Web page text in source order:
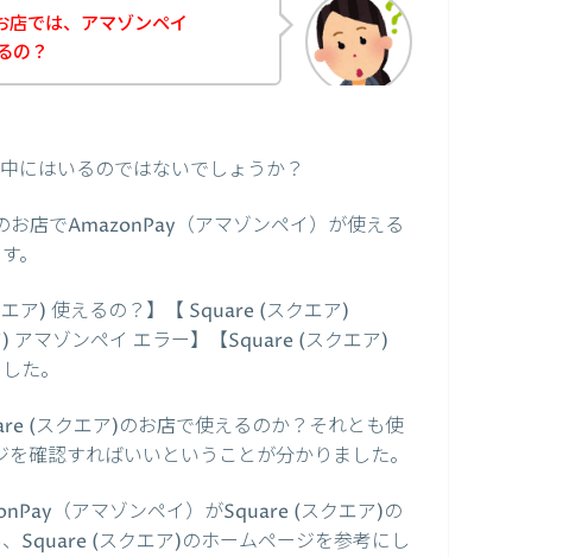
では、アマゾンペイ
の？
にはいるのではないでしょうか？
店でAmazonPay（アマゾンペイ）が使える
。
ア) 使えるの？】【 Square (スクエア)
マゾンペイ エラー】【Square (スクエア)
た。
(スクエア)のお店で使えるのか？それとも使
確認すればいいということが分かりました。
（アマゾンペイ）がSquare (スクエア)の
Square (スクエア)のホームページを参考にし